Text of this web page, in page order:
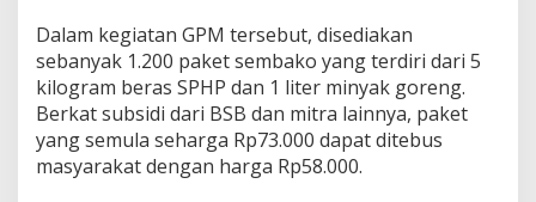
Dalam kegiatan GPM tersebut, disediakan
sebanyak 1.200 paket sembako yang terdiri dari 5
kilogram beras SPHP dan 1 liter minyak goreng.
Berkat subsidi dari BSB dan mitra lainnya, paket
yang semula seharga Rp73.000 dapat ditebus
masyarakat dengan harga Rp58.000.